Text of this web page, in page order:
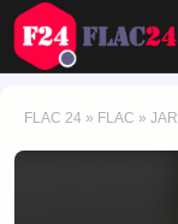
FLAC 24 » FLAC »